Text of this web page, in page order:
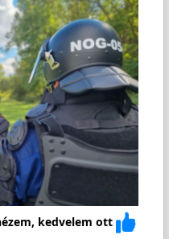
kedvelem ott